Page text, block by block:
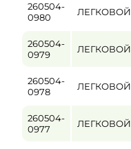
260504-
0980
ЛЕГКОВОЙ
260504-
0979
ЛЕГКОВОЙ
260504-
0978
ЛЕГКОВОЙ
260504-
0977
ЛЕГКОВОЙ